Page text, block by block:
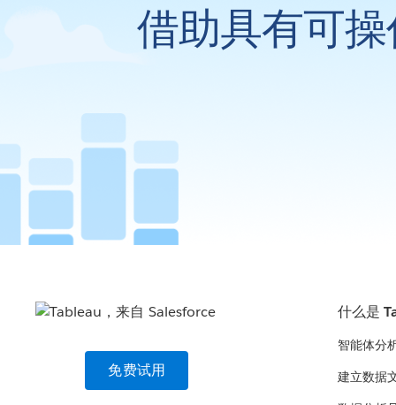
借助具有可
免费试用
什么是
智能体分
建立数据